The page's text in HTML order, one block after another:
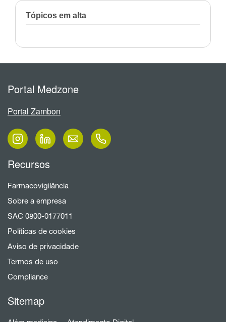
Tópicos em alta
Portal Medzone
Portal Zambon
Sitemap
Recursos
Farmacovigilância
Sobre a empresa
SAC 0800-0177011
Políticas de cookies
Aviso de privacidade
Termos de uso
Compliance